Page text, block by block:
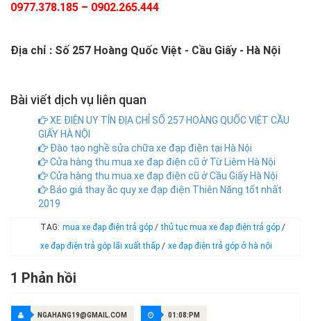
0977.378.185 – 0902.265.444
Địa chỉ : Số 257 Hoàng Quốc Việt - Cầu Giấy - Hà Nội
Bài viết dịch vụ liên quan
XE ĐIỆN UY TÍN ĐỊA CHỈ SỐ 257 HOÀNG QUỐC VIỆT CẦU
GIẤY HÀ NỘI
Đào tạo nghề sửa chữa xe đạp điện tại Hà Nội
Cửa hàng thu mua xe đạp điện cũ ở Từ Liêm Hà Nội
Cửa hàng thu mua xe đạp điện cũ ở Cầu Giấy Hà Nội
Báo giá thay ắc quy xe đạp điện Thiên Năng tốt nhất
2019
TAG: mua xe đạp điện trả góp / thủ tục mua xe đạp điện trả góp /
xe đạp điện trả góp lãi xuất thấp / xe đạp điện trả góp ở hà nội
1 Phản hồi
NGAHANG19@GMAIL.COM 01:08:PM